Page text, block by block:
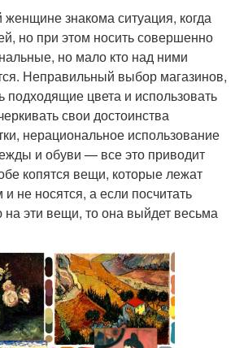
женщине знакома ситуация, когда
но при этом носить совершенно
но мало кто над ними
Неправильный выбор магазинов,
подходящие цвета и использовать
свои достоинства
нерациональное использование
и обуви — все это приводит
копятся вещи, которые лежат
не носятся, а если посчитать
эти вещи, то она выйдет весьма